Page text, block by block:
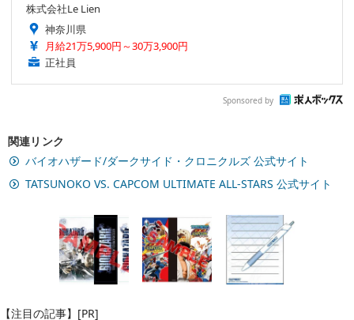
株式会社Le Lien
神奈川県
月給21万5,900円～30万3,900円
正社員
Sponsored by
関連リンク
バイオハザード/ダークサイド・クロニクルズ 公式サイト
TATSUNOKO VS. CAPCOM ULTIMATE ALL-STARS 公式サイト
【注目の記事】[PR]